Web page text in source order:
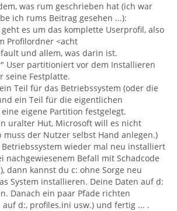
was rum geschrieben hat (ich war
ich rums Beitrag gesehen ...):
es um das komplette Userprofil, also
Profilordner <acht
und allem, was darin ist.
User partitioniert vor dem Installieren
seine Festplatte.
Teil für das Betriebssystem (oder die
ein Teil für die eigentlichen
eigene Partition festgelegt.
uralter Hut, Microsoft will es nicht
muss der Nutzer selbst Hand anlegen.)
wieder mal neu installiert
nachgewiesenem Befall mit Schadcode
dann kannst du c: ohne Sorge neu
System installieren. Deine Daten auf d:
Danach ein paar Pfade richten
d:, profiles.ini usw.) und fertig ... .